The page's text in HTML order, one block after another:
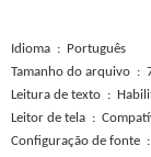
Idioma ‏ : ‎ Português
Leitura de texto
Leitor de tela ‏ :